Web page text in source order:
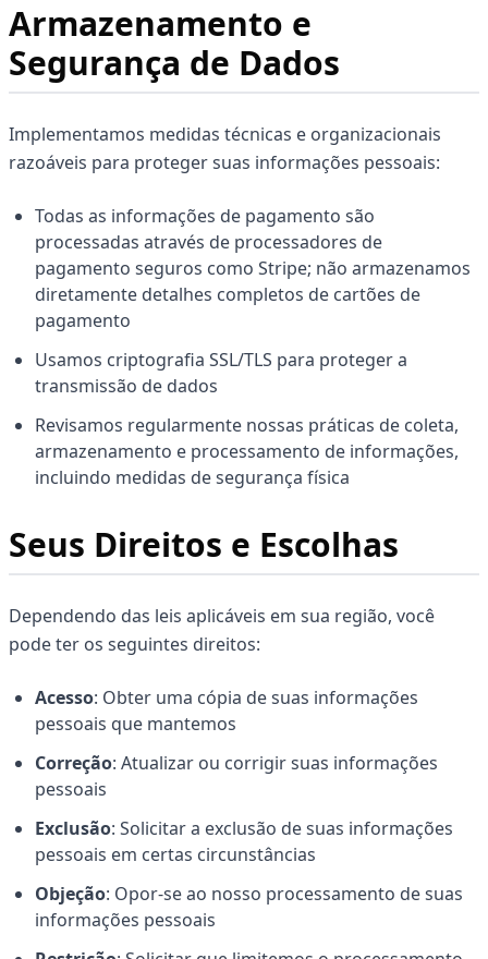
Armazenamento e
Segurança de Dados
Implementamos medidas técnicas e organizacionais
razoáveis para proteger suas informações pessoais:
Todas as informações de pagamento são
processadas através de processadores de
pagamento seguros como Stripe; não armazenamos
diretamente detalhes completos de cartões de
pagamento
Usamos criptografia SSL/TLS para proteger a
transmissão de dados
Revisamos regularmente nossas práticas de coleta,
armazenamento e processamento de informações,
incluindo medidas de segurança física
Seus Direitos e Escolhas
Dependendo das leis aplicáveis em sua região, você
pode ter os seguintes direitos:
Acesso: Obter uma cópia de suas informações
pessoais que mantemos
Correção: Atualizar ou corrigir suas informações
pessoais
Exclusão: Solicitar a exclusão de suas informações
pessoais em certas circunstâncias
Objeção: Opor-se ao nosso processamento de suas
informações pessoais